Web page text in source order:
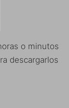
o minutos
descargarlos